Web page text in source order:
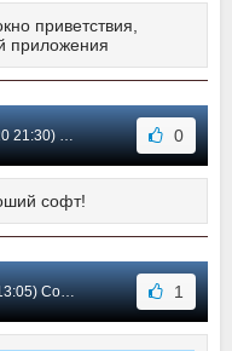
приветствия,
приложения
#119 0
софт!
#118 1